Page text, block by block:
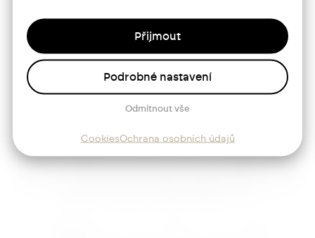
Přijmout
Odmítnout vše
Podrobné nastavení
CookiesOchrana osobních údajů
Blog
Kontakt
Josef